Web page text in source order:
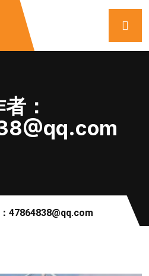
：
47864838@qq.com